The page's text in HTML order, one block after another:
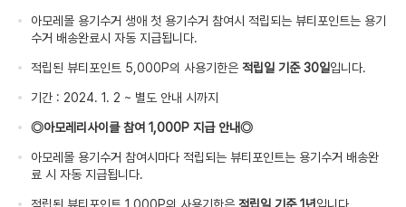
아모레몰 용기수거 생애 첫 용기수거 참여시 적립되는 뷰티포인트는 용기
수거 배송완료시 자동 지급됩니다.
적립된 뷰티포인트 5,000P의 사용기한은 적립일 기준 30일입니다.
기간 : 2024. 1. 2 ~ 별도 안내 시까지
◎아모레리사이클 참여 1,000P 지급 안내◎
아모레몰 용기수거 참여시마다 적립되는 뷰티포인트는 용기수거 배송완
료 시 자동 지급됩니다.
적립된 뷰티포인트 1,000P의 사용기한은 적립일 기준 1년입니다.